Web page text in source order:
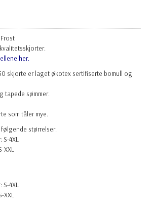
her.
skjorte er laget økotex sertifiserte bomull og
tapede sømmer.
som tåler mye.
størrelser.
4XL
4XL